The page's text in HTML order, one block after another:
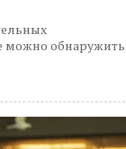
можно обнаружить